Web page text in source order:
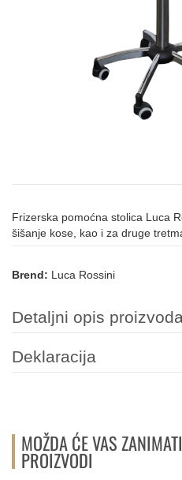
Frizerska pomoćna stolica Luca
šišanje kose, kao i za druge
Brend: Luca Rossini
Detaljni opis
Deklaracija
MOŽDA ĆE VAS
PROIZVODI